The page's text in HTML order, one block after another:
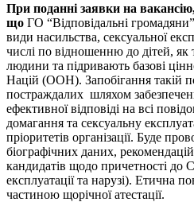
При поданні заявки на
що ГО “Відповідальні
види насильства, сексуальної
числі по відношенню до дітей,
людини та підривають базові
Націй (ООН). Запобігання такій
постраждалих шляхом
ефективної відповіді на всі
домагання та сексуальну
пріоритетів організації. Буде
біографічних даних,
кандидатів щодо причетності до
експлуатації та нарузі). Етична
частиною щорічної атестації.